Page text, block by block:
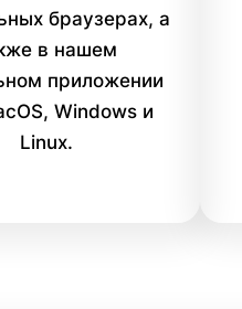
браузерах, а
в нашем
приложении
Windows и
Linux.